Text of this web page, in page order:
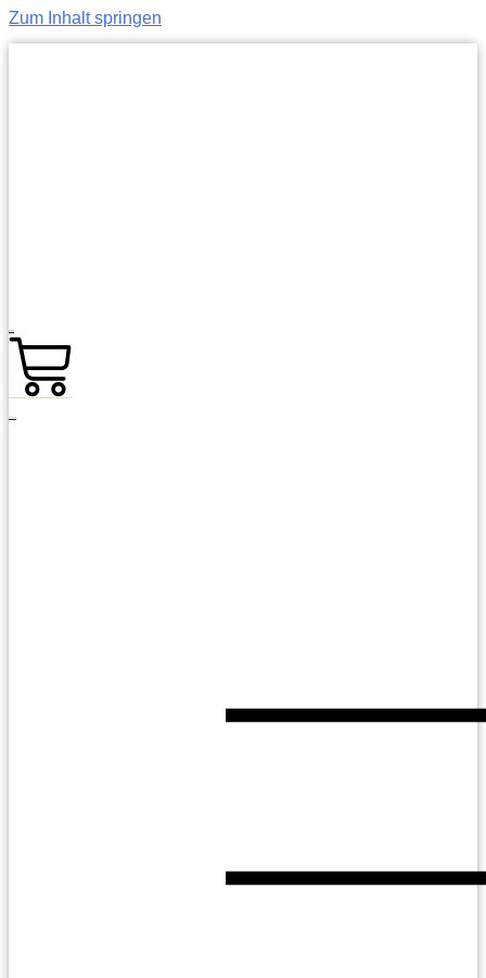
Zum Inhalt springen